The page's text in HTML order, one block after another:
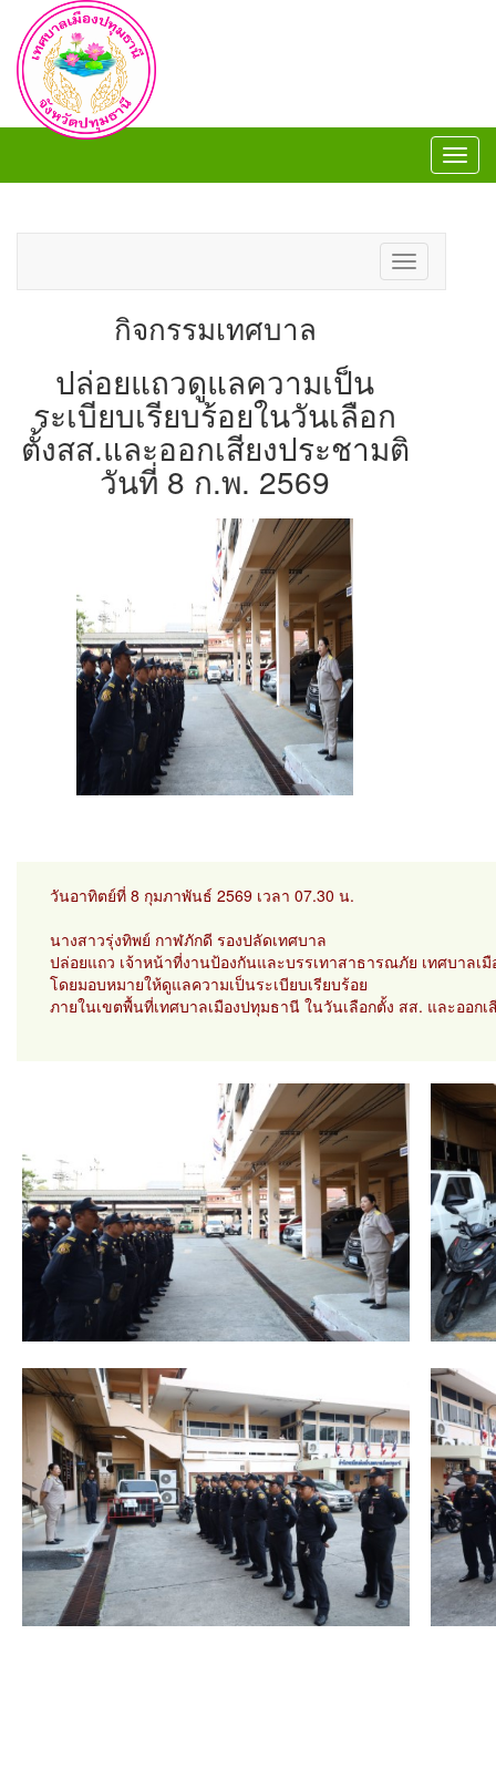
Toggle
navigation
กิจกรรมเทศบาล
ปล่อยแถวดูแลความเป็น
ระเบียบเรียบร้อยในวันเลือก
ตั้งสส.และออกเสียงประชามติ
วันที่ 8 ก.พ. 2569
วันอาทิตย์ที่ 8 กุมภาพันธ์ 2569 เวลา 07.30 น.
นางสาวรุ่งทิพย์ กาฬภักดี รองปลัดเทศบาล
ปล่อยแถว เจ้าหน้าที่งานป้องกันและบรรเทาสาธารณภัย เทศบาลเ
โดยมอบหมายให้ดูแลความเป็นระเบียบเรียบร้อย
ภายในเขตพื้นที่เทศบาลเมืองปทุมธานี ในวันเลือกตั้ง สส. และออก